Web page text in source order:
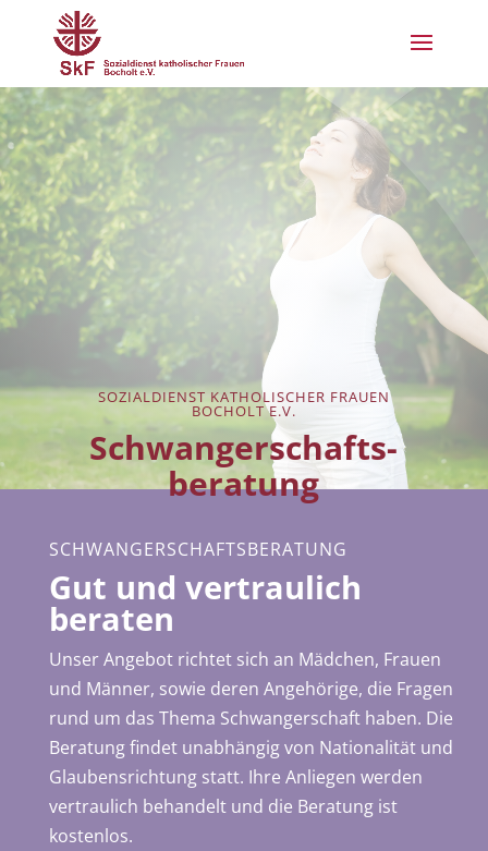
SOZIALDIENST KATHOLISCHER FRAUEN
BOCHOLT E.V.
Schwangerschafts-
beratung
SCHWANGERSCHAFTSBERATUNG
Gut und vertraulich
beraten
Unser Angebot richtet sich an Mädchen, Frauen
und Männer, sowie deren Angehörige, die Fragen
rund um das Thema Schwangerschaft haben. Die
Beratung findet unabhängig von Nationalität und
Glaubensrichtung statt. Ihre Anliegen werden
vertraulich behandelt und die Beratung ist
kostenlos.